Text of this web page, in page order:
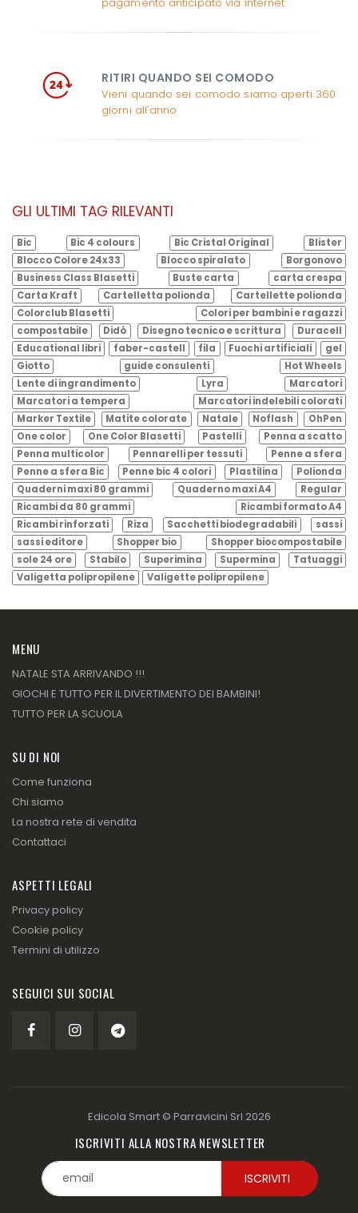
RITIRI QUANDO SEI COMODO
Vieni quando sei comodo siamo aperti 360
giorni all'anno
GLI ULTIMI TAG RILEVANTI
Bic Bic 4 colours Bic Cristal Original
Blister
Blocco Colore 24x33
Blocco spiralato
Borgonovo
Business Class Blasetti
Buste carta
carta crespa
Carta Kraft
Cartelletta polionda
Cartellette polionda
Colorclub Blasetti
Colori per bambini e ragazzi
compostabile
Didò Disegno tecnico e scrittura
Duracell
Educational libri
faber-castell fila Fuochi artificiali
gel
Giotto
guide consulenti
Hot Wheels
Lente di ingrandimento
Lyra
Marcatori
Marcatori a tempera
Marcatori indelebili colorati
Marker Textile
Matite colorate Natale Noflash
OhPen
One color
One Color Blasetti Pastelli
Penna a scatto
Penna multicolor
Pennarelli per tessuti
Penne a sfera
Penne a sfera Bic
Penne bic 4 colori Plastilina
Polionda
Quaderni maxi 80 grammi
Quaderno maxi A4
Regular
Ricambi da 80 grammi
Ricambi formato A4
Ricambi rinforzati
Riza Sacchetti biodegradabili
sassi
sassi editore
Shopper bio
Shopper biocompostabile
sole 24 ore
Stabilo Superimina Supermina
Tatuaggi
Valigetta polipropilene
Valigette polipropilene
MENU
NATALE STA ARRIVANDO !!!
GIOCHI E TUTTO PER IL DIVERTIMENTO DEI BAMBINI!
TUTTO PER LA SCUOLA
SU DI NOI
Come funziona
Chi siamo
La nostra rete di vendita
Contattaci
ASPETTI LEGALI
Privacy policy
Cookie policy
Termini di utilizzo
SEGUICI SUI SOCIAL
Edicola Smart © Parravicini Srl 2026
ISCRIVITI ALLA NOSTRA NEWSLETTER